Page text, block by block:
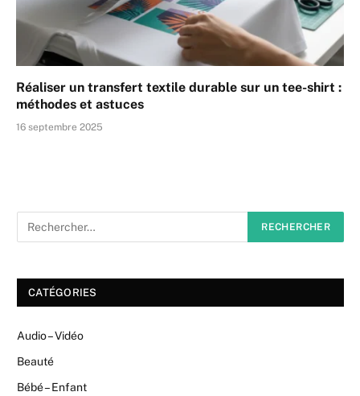
Réaliser un transfert textile durable sur un tee-shirt :
méthodes et astuces
16 septembre 2025
CATÉGORIES
Audio – Vidéo
Beauté
Bébé – Enfant